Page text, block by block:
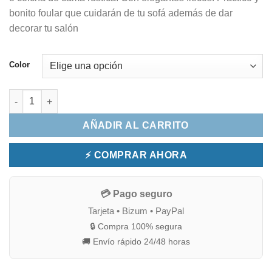
bonito foular que cuidarán de tu sofá además de dar
decorar tu salón
Color
Jarapa plaid multiusos bicolor(elige color en desplegable)
AÑADIR AL CARRITO
⚡ COMPRAR AHORA
💳 Pago seguro
Tarjeta • Bizum • PayPal
🔒 Compra 100% segura
🚚 Envío rápido 24/48 horas